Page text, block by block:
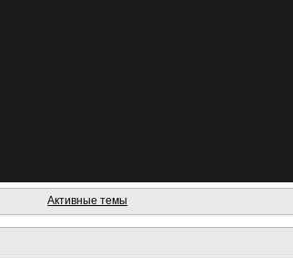
Активные темы